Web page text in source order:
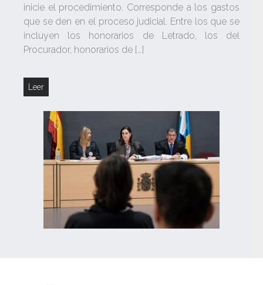
inicie el procedimiento. Corresponde a los gastos
que se den en el proceso judicial. Entre los que se
incluyen los honorarios de Letrado, los del
Procurador, honorarios de […]
Leer